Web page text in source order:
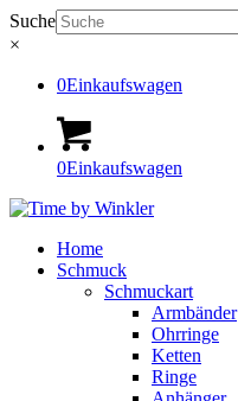
Suche
×
0Einkaufswagen
0Einkaufswagen
Home
Schmuck
Schmuckart
Armbänder
Ohrringe
Ketten
Ringe